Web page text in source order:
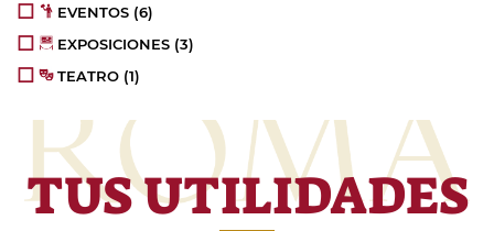
EVENTOS (6)
EXPOSICIONES (3)
TEATRO (1)
TUS UTILIDADES